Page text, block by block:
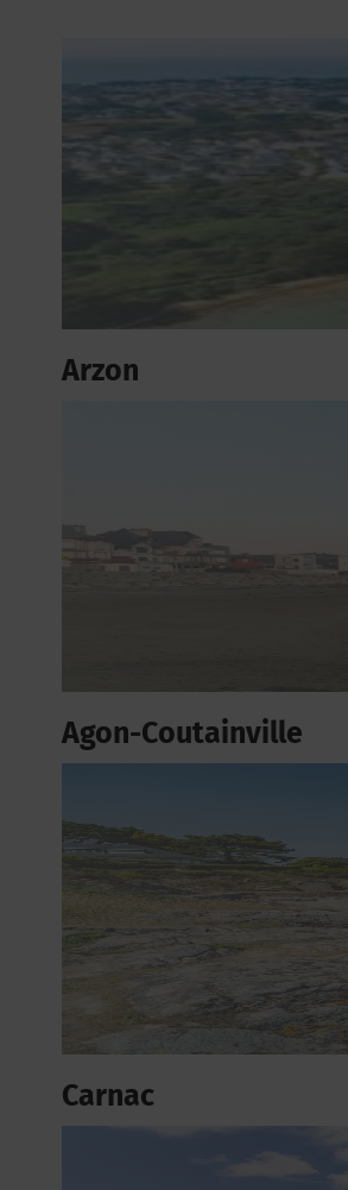
Arzon
Agon-Coutainville
Carnac